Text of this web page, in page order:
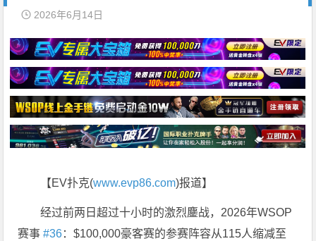
2026年6月14日
【EV扑克(www.evp86.com)报道】
经过前两日超过十小时的激烈鏖战，2026年WSOP
赛事#36：$100,000豪客赛的参赛阵容从115人缩减至